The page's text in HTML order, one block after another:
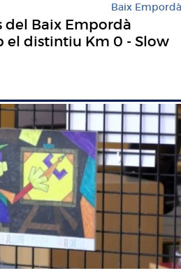
Baix Empordà
del Baix Empordà
el distintiu Km 0 - Slow